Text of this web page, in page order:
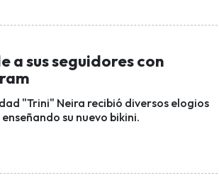
a sus seguidores con
"Trini" Neira recibió diversos elogios
su nuevo bikini.